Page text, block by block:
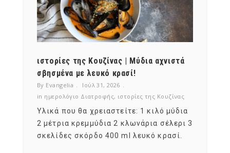
ιστορίες της Κουζίνας | Μύδια αχνιστά
σβησμένα με λευκό κρασί!
By Evangelia
Ιούλ 31, 2026
in ημερολόγιο Διατροφής, ιστορίες της Κουζίνας
Υλικά που θα χρειαστείτε: 1 κιλό μύδια
2 μέτρια κρεμμύδια 2 κλωνάρια σέλερι 3
σκελίδες σκόρδο 400 ml λευκό κρασί.